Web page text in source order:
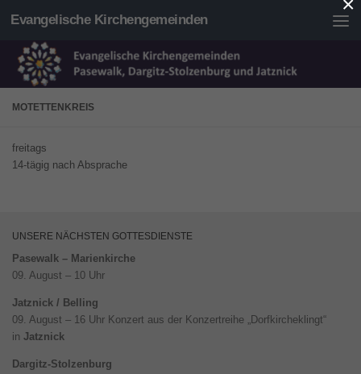
Unter dem Inhalt
Evangelische Kirchengemeinden
MOTETTENKREIS
freitags
14-tägig nach Absprache
UNSERE NÄCHSTEN GOTTESDIENSTE
Pasewalk – Marienkirche
09. August – 10 Uhr
Jatznick / Belling
09. August – 16 Uhr Konzert aus der Konzertreihe „Dorfkircheklingt“
in Jatznick
Dargitz-Stolzenburg